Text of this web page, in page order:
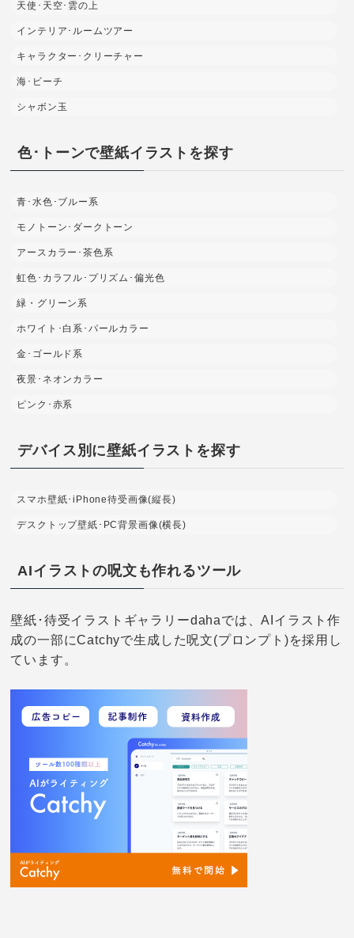
天使･天空･雲の上
インテリア･ルームツアー
キャラクター･クリーチャー
海･ビーチ
シャボン玉
色･トーンで壁紙イラストを探す
青･水色･ブルー系
モノトーン･ダークトーン
アースカラー･茶色系
虹色･カラフル･プリズム･偏光色
緑・グリーン系
ホワイト･白系･パールカラー
金･ゴールド系
夜景･ネオンカラー
ピンク･赤系
デバイス別に壁紙イラストを探す
スマホ壁紙･iPhone待受画像(縦長)
デスクトップ壁紙･PC背景画像(横長)
AIイラストの呪文も作れるツール
壁紙･待受イラストギャラリーdahaでは、AIイラスト作
成の一部にCatchyで生成した呪文(プロンプト)を採用し
ています。